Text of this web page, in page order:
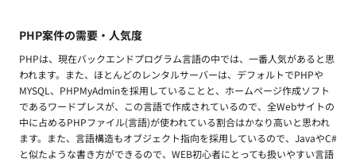
PHP案件の需要・人気度
PHPは、現在バックエンドプログラム言語の中では、一番人気があると思
われます。また、ほとんどのレンタルサーバーは、デフォルトでPHPや
MYSQL、PHPMyAdminを採用していることと、ホームページ作成ソフト
であるワードプレスが、この言語で作成されているので、全Webサイトの
中に占めるPHPファイル(言語)が使われている割合はかなり高いと思われ
ます。また、言語構造もオブジェクト指向を採用しているので、JavaやC#
と似たような書き方ができるので、WEB初心者にとっても扱いやすい言語